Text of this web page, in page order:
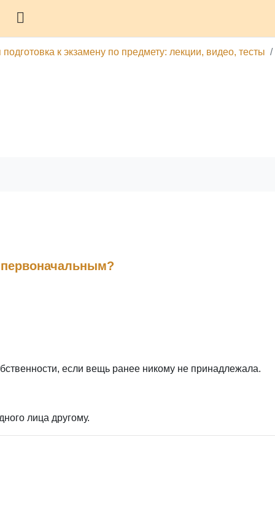
к экзамену по предмету: лекции, видео, тесты
первоначальным?
если вещь ранее никому не принадлежала.
лица другому.